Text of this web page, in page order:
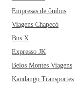
Empresas de ônibus
Viagens Chapecó
Bus X
Expresso JK
Belos Montes Viagens
Kandango Transportes